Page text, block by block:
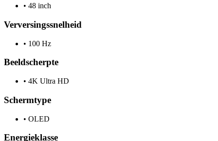
• 48 inch
Verversingssnelheid
• 100 Hz
Beeldscherpte
• 4K Ultra HD
Schermtype
• OLED
Energieklasse